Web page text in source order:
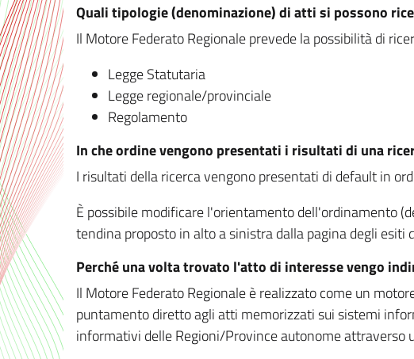
Quali tipologie (denominazione) di atti si possono
Il Motore Federato Regionale prevede la possibilità di
Legge Statutaria
Legge regionale/provinciale
Regolamento
In che ordine vengono presentati i risultati di una
I risultati della ricerca vengono presentati di default in
È possibile modificare l'orientamento dell'ordinamento
tendina proposto in alto a sinistra dalla pagina degli esiti
Perché una volta trovato l'atto di interesse vengo
Il Motore Federato Regionale è realizzato come un
puntamento diretto agli atti memorizzati sui sistemi
informativi delle Regioni/Province autonome attraverso